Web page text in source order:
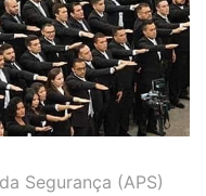
Segurança (APS)